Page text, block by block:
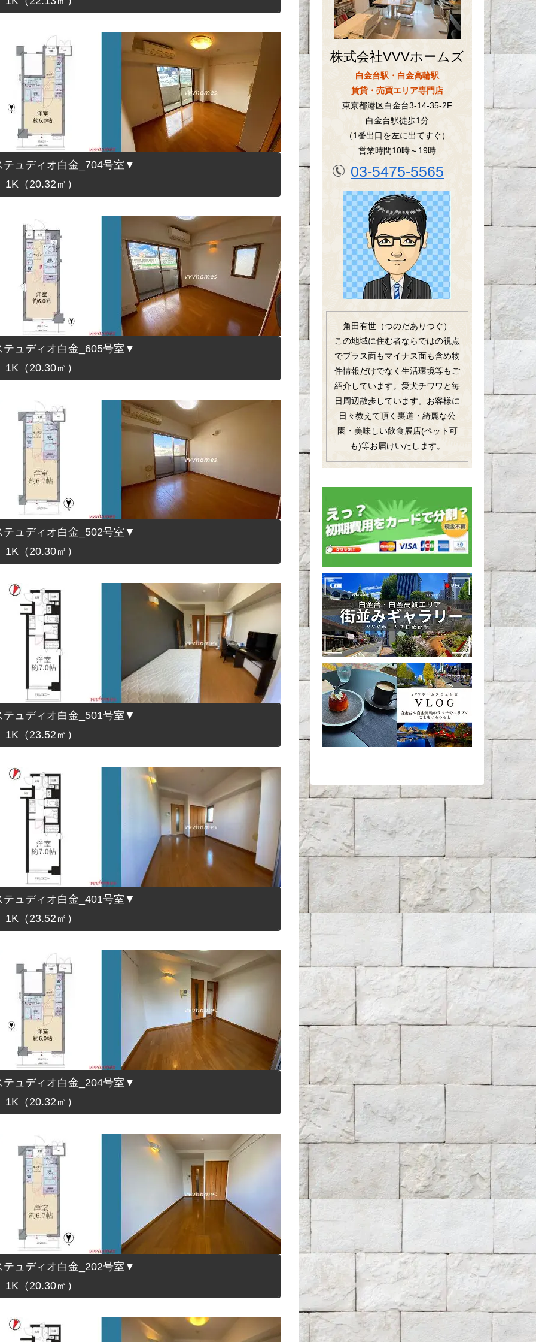
ュディオ白金_704号室▼
1K（20.32㎡）
ュディオ白金_605号室▼
1K（20.30㎡）
ュディオ白金_502号室▼
1K（20.30㎡）
ュディオ白金_501号室▼
1K（23.52㎡）
ュディオ白金_401号室▼
1K（23.52㎡）
ュディオ白金_204号室▼
1K（20.32㎡）
ュディオ白金_202号室▼
1K（20.30㎡）
株式会社VVVホームズ
白金台駅・白金高輪駅
賃貸・売買エリア専門店
東京都港区白金台3-14-35-2F
白金台駅徒歩1分
（1番出口を左に出てすぐ）
営業時間10時～19時
03-5475-5565
角田有世（つのだありつぐ）
この地域に住む者ならではの視点
でプラス面もマイナス面も含め物
件情報だけでなく生活環境等もご
紹介しています。愛犬チワワと毎
日周辺散歩しています。お客様に
日々教えて頂く裏道・綺麗な公
園・美味しい飲食展店(ペット可
も)等お届けいたします。